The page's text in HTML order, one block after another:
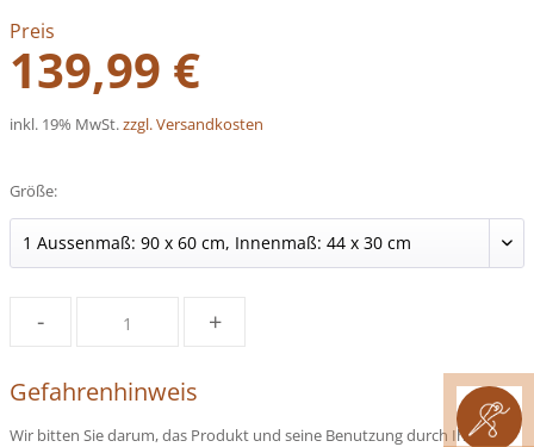
Preis
139,99 €
inkl. 19% MwSt.zzgl. Versandkosten
Größe:
- +
Gefahrenhinweis
Wir bitten Sie darum, das Produkt und seine Benutzung durch Ihr